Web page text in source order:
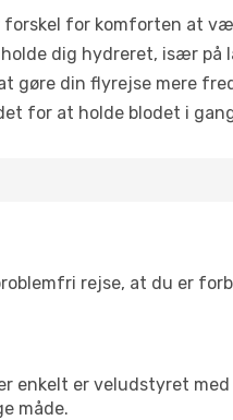
for komforten at
dig hydreret, især
gøre din flyrejse mere
for at holde blodet i
rejse, at du er
enkelt er veludstyret
måde.